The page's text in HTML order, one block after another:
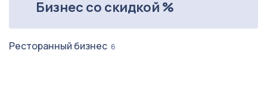
Бизнес со скидкой %
Ресторанный бизнес 6